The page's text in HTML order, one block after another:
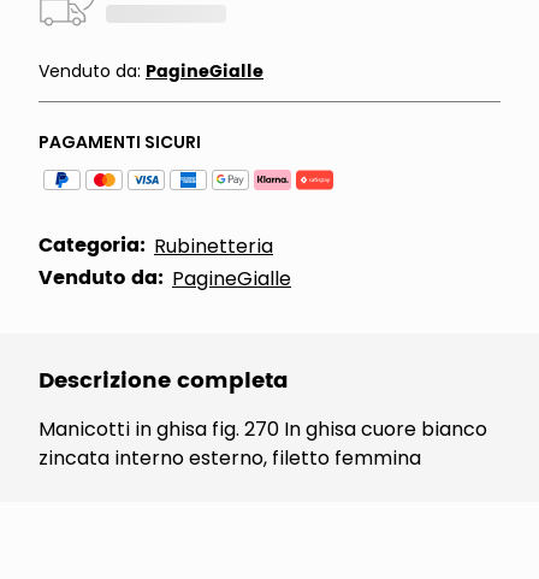
Venduto da: PagineGialle
PAGAMENTI SICURI
Categoria: Rubinetteria
Venduto da: PagineGialle
Descrizione completa
Manicotti in ghisa fig. 270 In ghisa cuore bianco
zincata interno esterno, filetto femmina